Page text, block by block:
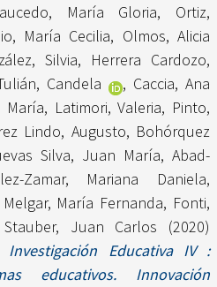
María Gloria, Ortiz,
María Cecilia, Olmos, Alicia
Silvia, Herrera Cardozo,
Candela , Caccia, Ana
María, Latimori, Valeria, Pinto,
Lindo, Augusto, Bohórquez
Silva, Juan María, Abad-
Zamar, Mariana Daniela,
Melgar, María Fernanda, Fonti,
Stauber, Juan Carlos (2020)
Educativa IV :
educativos. Innovación